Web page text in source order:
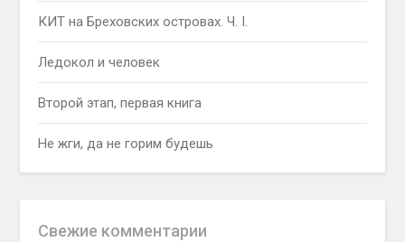
КИТ на Бреховских островах. Ч. I.
Ледокол и человек
Второй этап, первая книга
Не жги, да не горим будешь
Свежие комментарии